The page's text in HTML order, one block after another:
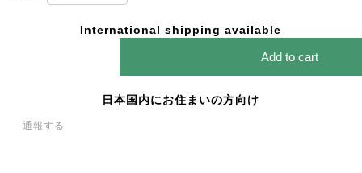
International shipping available
Add to cart
日本国内にお住まいの方向け
通報する